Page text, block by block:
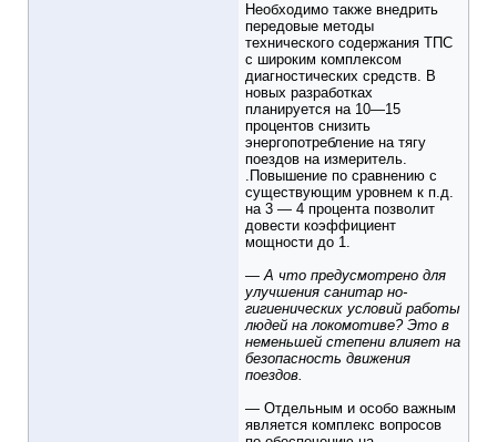
Необходимо также внедрить
передовые методы
технического содержания ТПС
с широким комплексом
диагностических средств. В
новых разработках
планируется на 10—15
процентов снизить
энергопотребление на тягу
поездов на измеритель.
.Повышение по сравнению с
существующим уровнем к п.д.
на 3 — 4 процента позволит
довести коэффициент
мощности до 1.
— А что предусмотрено для
улучшения санитар но-
гигиенических условий работы
людей на локомотиве? Это в
неменьшей степени влияет на
безопасность движения
поездов.
— Отдельным и особо важным
является комплекс вопросов